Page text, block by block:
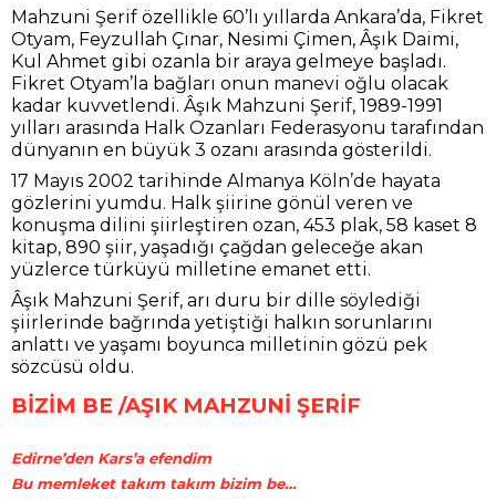
Mahzuni Şerif özellikle 60’lı yıllarda Ankara’da, Fikret
Otyam, Feyzullah Çınar, Nesimi Çimen, Âşık Daimi,
Kul Ahmet gibi ozanla bir araya gelmeye başladı.
Fikret Otyam’la bağları onun manevi oğlu olacak
kadar kuvvetlendi. Âşık Mahzuni Şerif, 1989-1991
yılları arasında Halk Ozanları Federasyonu tarafından
dünyanın en büyük 3 ozanı arasında gösterildi.
17 Mayıs 2002 tarihinde Almanya Köln’de hayata
gözlerini yumdu. Halk şiirine gönül veren ve
konuşma dilini şiirleştiren ozan, 453 plak, 58 kaset 8
kitap, 890 şiir, yaşadığı çağdan geleceğe akan
yüzlerce türküyü milletine emanet etti.
Âşık Mahzuni Şerif, arı duru bir dille söylediği
şiirlerinde bağrında yetiştiği halkın sorunlarını
anlattı ve yaşamı boyunca milletinin gözü pek
sözcüsü oldu.
BİZİM BE /AŞIK MAHZUNİ ŞERİF
Edirne’den Kars’a efendim
Bu memleket takım takım bizim be…